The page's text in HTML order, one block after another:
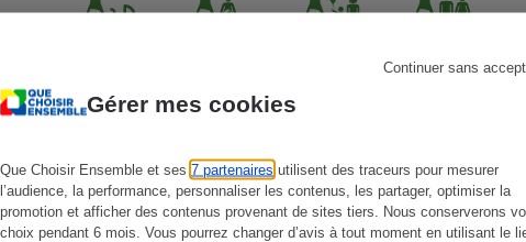
Gérer mes cookies
Que Choisir Ensemble et ses 7 partenaires utilisent des traceurs pour mesurer
l’audience, la performance, personnaliser les contenus, les partager, optimiser la
promotion et afficher des contenus provenant de sites tiers. Nous conserverons
choix pendant 6 mois. Vous pourrez changer d’avis à tout moment en utilisant le
Continuer sans